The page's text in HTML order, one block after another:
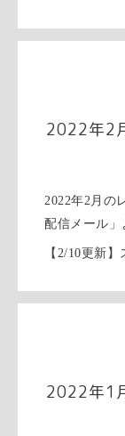
2022年2
2022年2月の
配信メール」
【2/10更新
2022年1